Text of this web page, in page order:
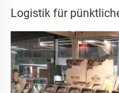
Logistik für